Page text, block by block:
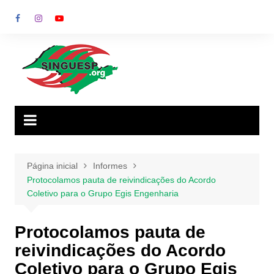
para
Página inicial
Informes
Protocolamos pauta de reivindicações do Acordo
Coletivo para o Grupo Egis Engenharia
Protocolamos pauta de
reivindicações do Acordo
Coletivo para o Grupo Egis